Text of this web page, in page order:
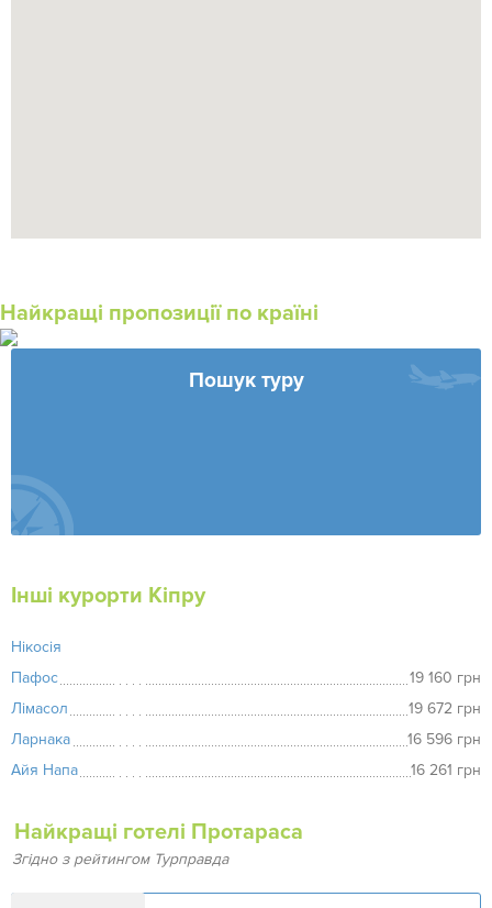
Найкращі пропозиції по країні
Пошук туру
Інші курорти Кіпру
Нікосія
Пафос
19 160 грн
Лімасол
19 672 грн
Ларнака
16 596 грн
Айя Напа
16 261 грн
Найкращі готелі Протараса
Згідно з рейтингом Турправда